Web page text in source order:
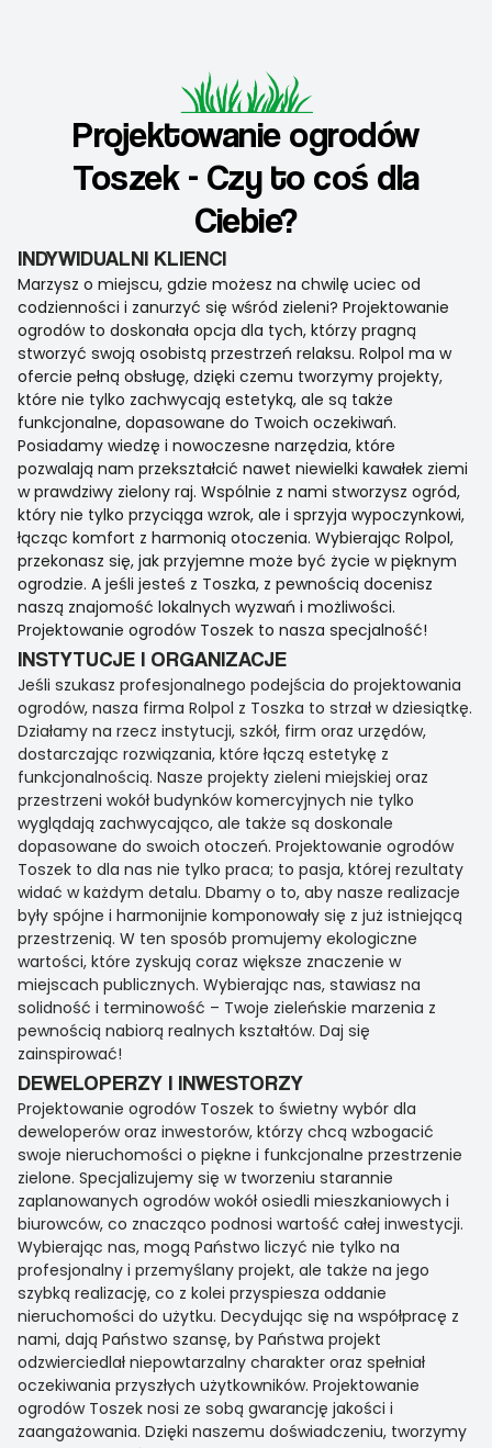
Projektowanie ogrodów
Toszek - Czy to coś dla
Ciebie?
INDYWIDUALNI KLIENCI
Marzysz o miejscu, gdzie możesz na chwilę uciec od
codzienności i zanurzyć się wśród zieleni? Projektowanie
ogrodów to doskonała opcja dla tych, którzy pragną
stworzyć swoją osobistą przestrzeń relaksu. Rolpol ma w
ofercie pełną obsługę, dzięki czemu tworzymy projekty,
które nie tylko zachwycają estetyką, ale są także
funkcjonalne, dopasowane do Twoich oczekiwań.
Posiadamy wiedzę i nowoczesne narzędzia, które
pozwalają nam przekształcić nawet niewielki kawałek ziemi
w prawdziwy zielony raj. Wspólnie z nami stworzysz ogród,
który nie tylko przyciąga wzrok, ale i sprzyja wypoczynkowi,
łącząc komfort z harmonią otoczenia. Wybierając Rolpol,
przekonasz się, jak przyjemne może być życie w pięknym
ogrodzie. A jeśli jesteś z Toszka, z pewnością docenisz
naszą znajomość lokalnych wyzwań i możliwości.
Projektowanie ogrodów Toszek to nasza specjalność!
INSTYTUCJE I ORGANIZACJE
Jeśli szukasz profesjonalnego podejścia do projektowania
ogrodów, nasza firma Rolpol z Toszka to strzał w dziesiątkę.
Działamy na rzecz instytucji, szkół, firm oraz urzędów,
dostarczając rozwiązania, które łączą estetykę z
funkcjonalnością. Nasze projekty zieleni miejskiej oraz
przestrzeni wokół budynków komercyjnych nie tylko
wyglądają zachwycająco, ale także są doskonale
dopasowane do swoich otoczeń. Projektowanie ogrodów
Toszek to dla nas nie tylko praca; to pasja, której rezultaty
widać w każdym detalu. Dbamy o to, aby nasze realizacje
były spójne i harmonijnie komponowały się z już istniejącą
przestrzenią. W ten sposób promujemy ekologiczne
wartości, które zyskują coraz większe znaczenie w
miejscach publicznych. Wybierając nas, stawiasz na
solidność i terminowość – Twoje zieleńskie marzenia z
pewnością nabiorą realnych kształtów. Daj się
zainspirować!
DEWELOPERZY I INWESTORZY
Projektowanie ogrodów Toszek to świetny wybór dla
deweloperów oraz inwestorów, którzy chcą wzbogacić
swoje nieruchomości o piękne i funkcjonalne przestrzenie
zielone. Specjalizujemy się w tworzeniu starannie
zaplanowanych ogrodów wokół osiedli mieszkaniowych i
biurowców, co znacząco podnosi wartość całej inwestycji.
Wybierając nas, mogą Państwo liczyć nie tylko na
profesjonalny i przemyślany projekt, ale także na jego
szybką realizację, co z kolei przyspiesza oddanie
nieruchomości do użytku. Decydując się na współpracę z
nami, dają Państwo szansę, by Państwa projekt
odzwierciedlał niepowtarzalny charakter oraz spełniał
oczekiwania przyszłych użytkowników. Projektowanie
ogrodów Toszek nosi ze sobą gwarancję jakości i
zaangażowania. Dzięki naszemu doświadczeniu, tworzymy